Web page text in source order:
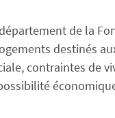
de la
destinés
contraintes de